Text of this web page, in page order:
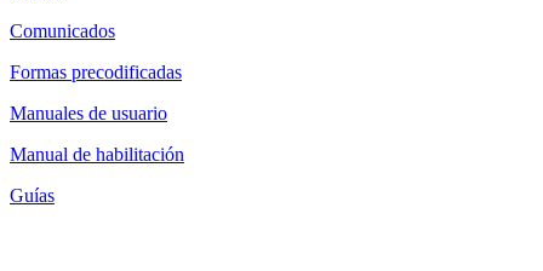
Comunicados
Formas precodificadas
Manuales de usuario
Manual de habilitación
Guías